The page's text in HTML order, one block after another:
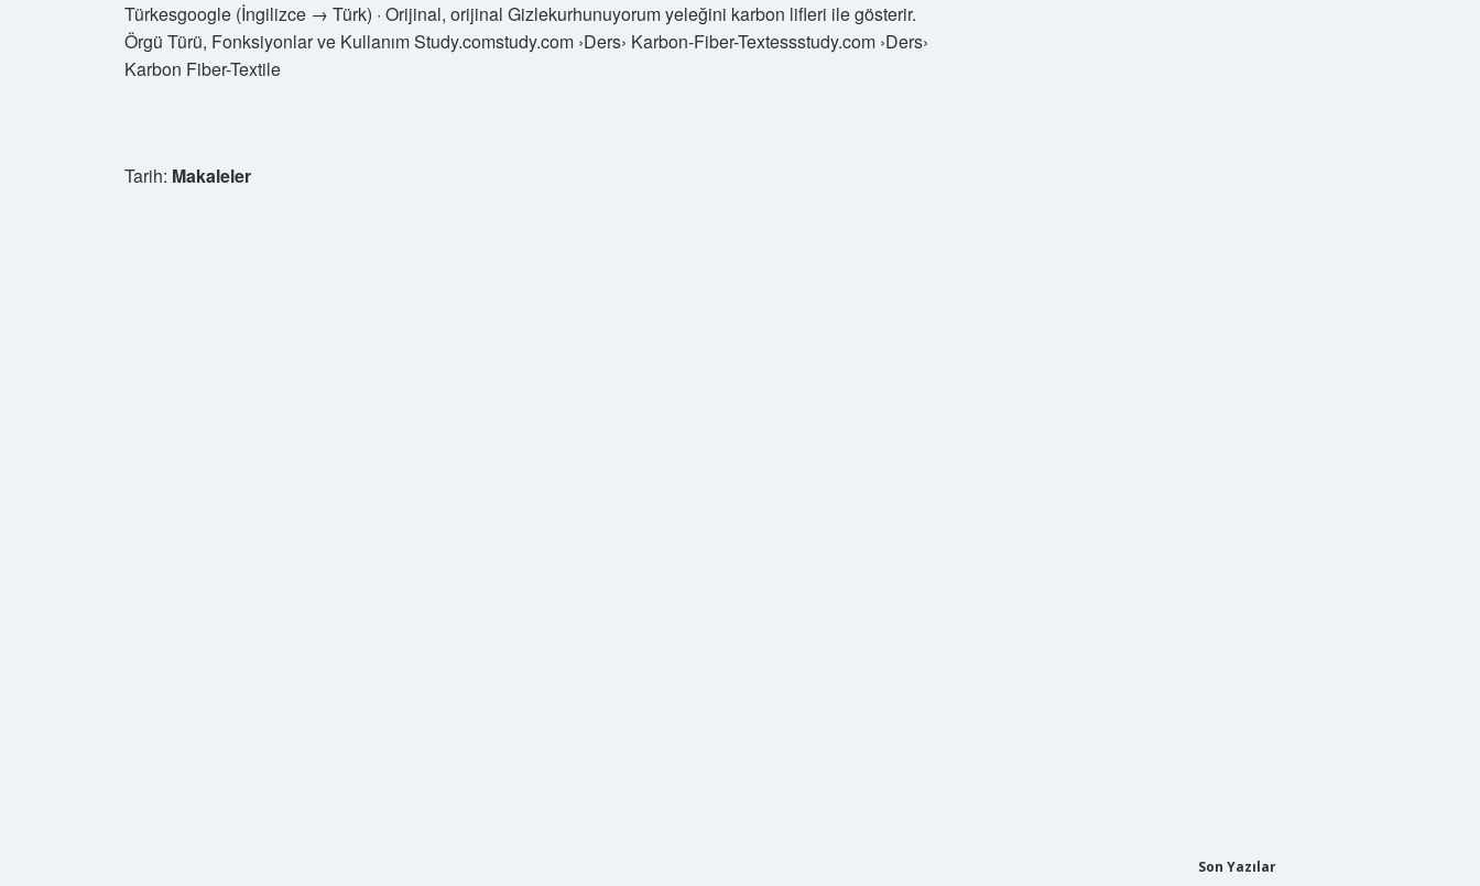
Türkesgoogle (İngilizce → Türk) · Orijinal, orijinal Gizlekurhunuyorum yeleğini karbon lifleri ile gösterir.
Örgü Türü, Fonksiyonlar ve Kullanım Study.comstudy.com ›Ders› Karbon-Fiber-Textessstudy.com ›Ders›
Karbon Fiber-Textile
Tarih: Makaleler
Son Yazılar